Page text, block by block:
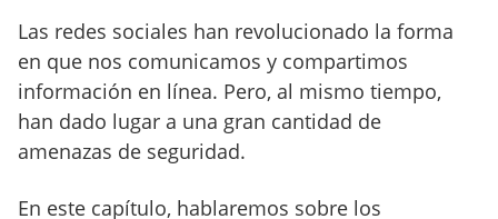
Las redes sociales han revolucionado la forma
en que nos comunicamos y compartimos
información en línea. Pero, al mismo tiempo,
han dado lugar a una gran cantidad de
amenazas de seguridad.
En este capítulo, hablaremos sobre los